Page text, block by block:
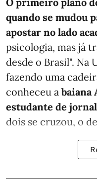
quando se mudou
apostar no lado
psicologia, mas já
desde o Brasil". Na
fazendo uma
conheceu a baiana
estudante de
dois se cruzou, o